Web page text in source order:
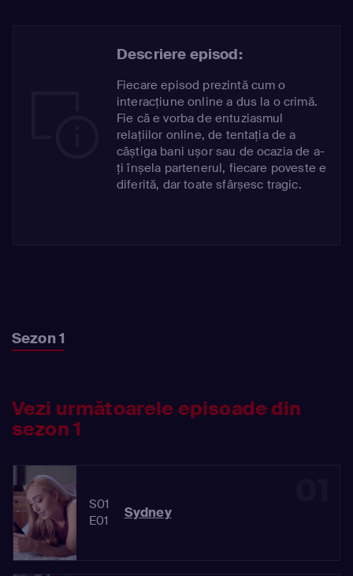
Descriere episod:
Fiecare episod prezintă cum o
interacțiune online a dus la o crimă.
Fie că e vorba de entuziasmul
relațiilor online, de tentația de a
câștiga bani ușor sau de ocazia de a-
ți înșela partenerul, fiecare poveste e
diferită, dar toate sfârșesc tragic.
Sezon 1
Vezi următoarele episoade din
sezon 1
S01
E01
Sydney